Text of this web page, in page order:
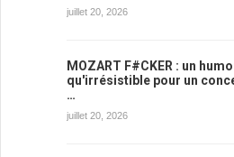
juillet 20, 2026
MOZART F#CKER : un
qu'irrésistible pour un
…
juillet 20, 2026